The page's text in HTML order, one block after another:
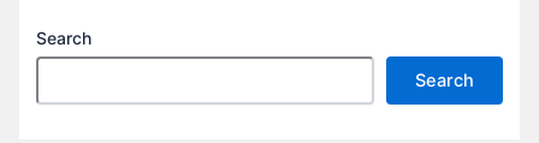
Search
Search